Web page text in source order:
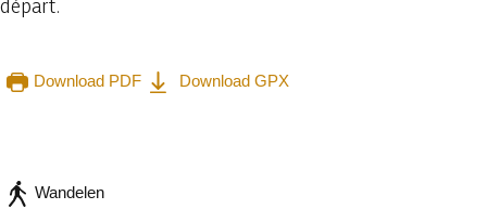
départ.
Download PDF
Download GPX
Wandelen